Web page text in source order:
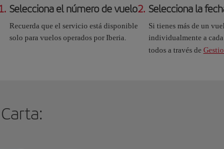
Selecciona el número de vuelo
Recuerda que el servicio está disponible
solo para vuelos operados por Iberia.
2. Selecciona la
Si tienes más de un
individualmente a
todos a través de